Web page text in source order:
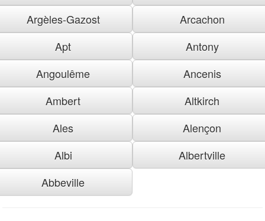
Argèles-Gazost
Arcachon
Apt
Antony
Angoulême
Ancenis
Ambert
Altkirch
Ales
Alençon
Albi
Albertville
Abbeville